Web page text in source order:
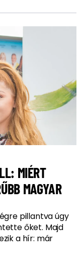
MIÉRT
MAGYAR
pillantva úgy
őket. Majd
a hír: már